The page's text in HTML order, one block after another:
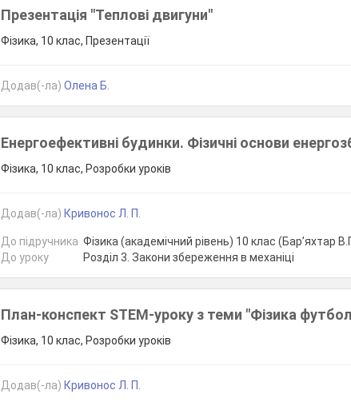
Презентація "Теплові двигуни"
Фізика, 10 клас, Презентації
Додав(-ла)Олена Б.
Енергоефективні будинки. Фізичні основи
Фізика, 10 клас, Розробки уроків
Додав(-ла) Кривонос Л. П.
До підручника Фізика (академічний рівень) 10 клас (Бар’яхтар
До уроку
Розділ 3. Закони збереження в механіці
План-конспект STEM-уроку з теми "Фізика
Фізика, 10 клас, Розробки уроків
Додав(-ла) Кривонос Л. П.